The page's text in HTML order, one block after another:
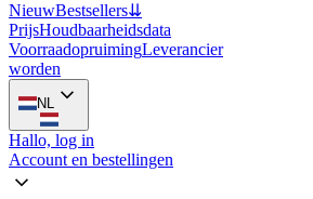
NieuwBestsellers⇊
PrijsHoudbaarheidsdata
VoorraadopruimingLeverancier
worden
NL
Hallo, log in
Account en bestellingen